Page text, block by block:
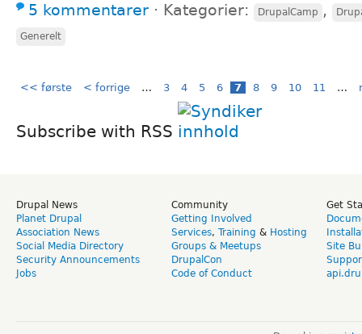
5 kommentarer ⋅ Kategorier: DrupalCamp ,
Generelt
<< første < forrige … 3 4 5 6 7 8 9 10 11 …
Subscribe with RSS
Drupal News
Planet Drupal
Association News
Social Media Directory
Security Announcements
Jobs
Community
Getting Involved
Services, Training & Hosting
Groups & Meetups
DrupalCon
Code of Conduct
Get
Site